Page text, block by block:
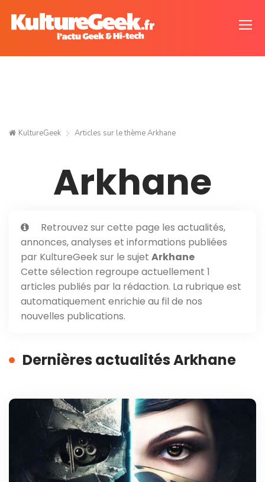
KultureGeek Articles sur le thèmeArkhane
Arkhane
Retrouvez sur cette page les actualités,
annonces, analyses et informations publiées
par KultureGeek sur le sujet Arkhane
Cette sélection regroupe actuellement 1
articles publiés par la rédaction. La rubrique est
automatiquement enrichie au fil de nos
nouvelles publications.
Dernières actualités Arkhane